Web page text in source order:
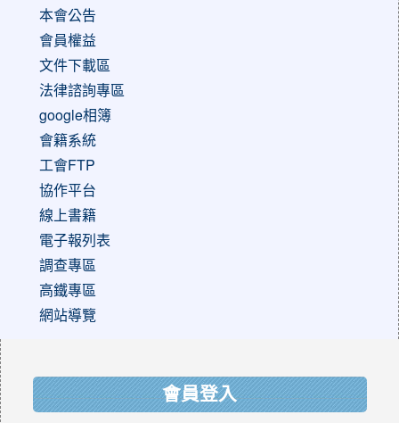
本會公告
會員權益
文件下載區
法律諮詢專區
google相簿
會籍系統
工會FTP
協作平台
線上書籍
電子報列表
調查專區
高鐵專區
網站導覽
會員登入